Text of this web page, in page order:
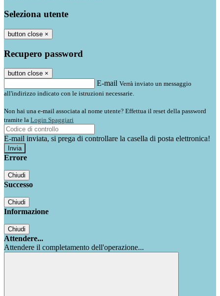
Seleziona utente
button close ×
Recupero password
button close ×
E-mail Verrà inviato un messaggio
all'indirizzo indicato con le istruzioni necessarie.
Non hai una e-mail associata al nome utente? Effettua il reset della password
tramite la Login Spaggiari
E-mail inviata, si prega di controllare la casella di posta elettronica!
Errore
Chiudi
Successo
Chiudi
Informazione
Chiudi
Attendere...
Attendere il completamento dell'operazione...